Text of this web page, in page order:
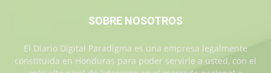
SOBRE NOSOTROS
El Diario Digital Paradigma es una empresa legalmente
constituida en Honduras para poder servirle a usted, con el